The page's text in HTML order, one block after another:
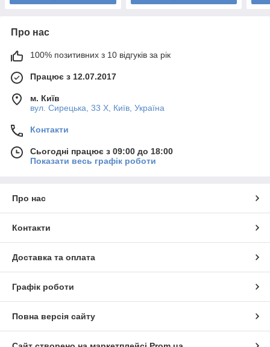
Про нас
100% позитивних з 10 відгуків за рік
Працює з 12.07.2017
м. Київ
вул. Сирецька, 33 Х, Київ, Україна
Контакти
Сьогодні працює з 09:00 до 18:00
Показати весь графік роботи
Про нас
Контакти
Доставка та оплата
Графік роботи
Повна версія сайту